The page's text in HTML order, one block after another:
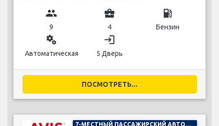
group
9
business_center
4
local_gas_station
Бензин
miscellaneous_services
Автоматическая
login
5 Дверь
ПОСМОТРЕТЬ...